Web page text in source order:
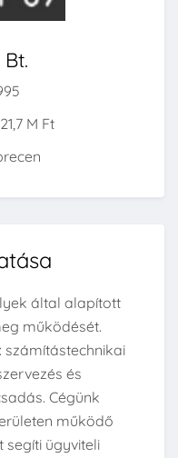
M Ft
által alapított
működését.
számítástechnikai
és
Cégünk
működő
ügyviteli